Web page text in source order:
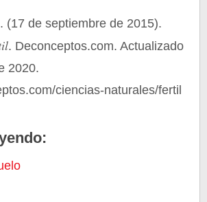
(17 de septiembre de 2015).
. Deconceptos.com. Actualizado
2020.
ciencias-naturales/fertil